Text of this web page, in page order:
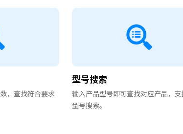
，查找符合要求
型号搜索
输入产品型号即可查找对应产品，
型号搜索。